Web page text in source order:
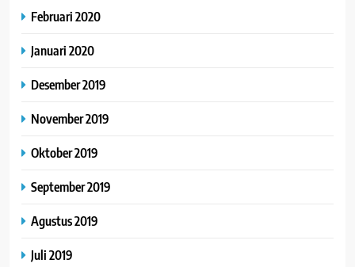
Februari 2020
Januari 2020
Desember 2019
November 2019
Oktober 2019
September 2019
Agustus 2019
Juli 2019